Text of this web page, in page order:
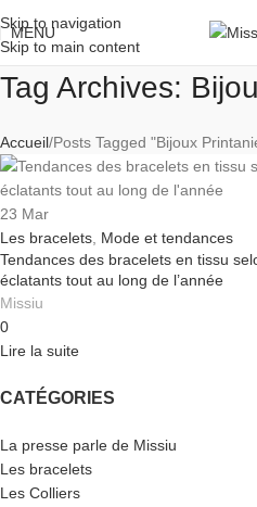
Skip to navigation
Skip to main content
MENU
Tag Archives:
Accueil Posts Tagged "Bijoux
23 Mar
Les bracelets Mode et tendances
Tendances des bracelets en tissu
éclatants tout au long de l’année
Missiu
0
Lire la suite
CATÉGORIES
La presse parle de Missiu
Les bracelets
Les Colliers